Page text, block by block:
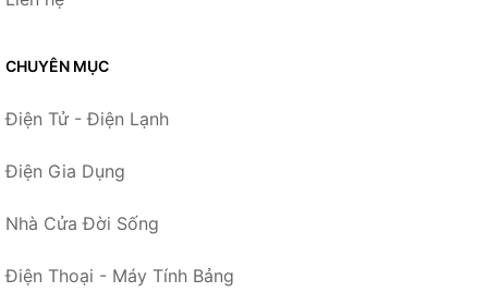
CHUYÊN MỤC
Điện Tử - Điện Lạnh
Điện Gia Dụng
Nhà Cửa Đời Sống
Điện Thoại - Máy Tính Bảng